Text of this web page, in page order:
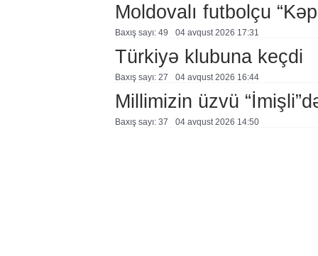
Moldovalı futbolçu
Baxış sayı: 49 04 avqust 2026 17:31
Türkiyə klubuna keçdi
Baxış sayı: 27 04 avqust 2026 16:44
Millimizin üzvü
Baxış sayı: 37 04 avqust 2026 14:50